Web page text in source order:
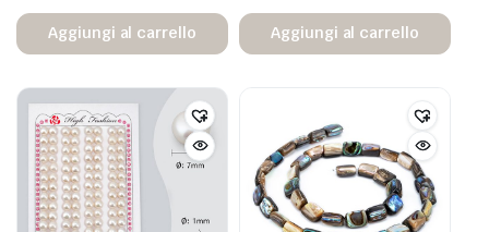
Aggiungi al carrello Aggiungi al carrello